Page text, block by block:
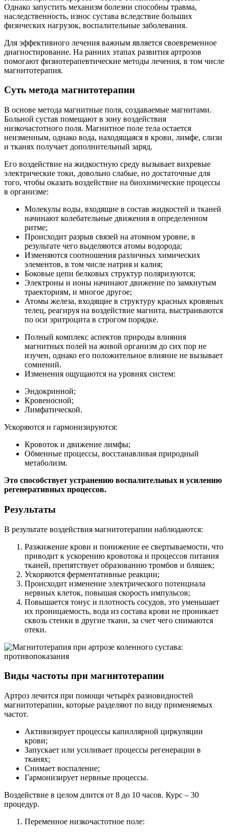
Однако запустить механизм болезни способны травма,
наследственность, износ сустава вследствие больших
физических нагрузок, воспалительные заболевания.
Для эффективного лечения важным является своевременное
диагностирование. На ранних этапах развития артрозов
помогают физиотерапевтические методы лечения, в том числе
магнитотерапия.
Суть метода магнитотерапии
В основе метода магнитные поля, создаваемые магнитами.
Больной сустав помещают в зону воздействия
низкочастотного поля. Магнитное поле тела остается
неизменным, однако вода, находящаяся в крови, лимфе, слизи
и тканях получает дополнительный заряд.
Его воздействие на жидкостную среду вызывает вихревые
электрические токи, довольно слабые, но достаточные для
того, чтобы оказать воздействие на биохимические процессы
в организме:
Молекулы воды, входящие в состав жидкостей и тканей
начинают колебательные движения в определенном
ритме;
Происходит разрыв связей на атомном уровне, в
результате чего выделяются атомы водорода;
Изменяются соотношения различных химических
элементов, в том числе натрия и калия;
Боковые цепи белковых структур поляризуются;
Электроны и ионы начинают движение по замкнутым
траекториям, и многое другое;
Атомы железа, входящие в структуру красных кровяных
телец, реагируя на воздействие магнита, выстраиваются
по оси эритроцита в строгом порядке.
Полный комплекс аспектов природы влияния
магнитных полей на живой организм до сих пор не
изучен, однако его положительное влияние не вызывает
сомнений.
Изменения ощущаются на уровнях систем:
Эндокринной;
Кровеносной;
Лимфатической.
Ускоряются и гармонизируются:
Кровоток и движение лимфы;
Обменные процессы, восстанавливая природный
метаболизм.
Это способствует устранению воспалительных и усилению
регенеративных процессов.
Результаты
В результате воздействия магнитотерапии наблюдаются:
Разжижение крови и понижение ее свертываемости, что
приводит к ускорению кровотока и процессов питания
тканей, препятствует образованию тромбов и бляшек;
Ускоряются ферментативные реакции;
Происходит изменение электрического потенциала
нервных клеток, повышая скорость импульсов;
Повышается тонус и плотность сосудов, это уменьшает
их проницаемость, вода из состава крови не проникает
сквозь стенки в другие ткани, за счет чего снимаются
отеки.
Виды частоты при магнитотерапии
Артроз лечится при помощи четырёх разновидностей
магнитотерапии, которые разделяют по виду применяемых
частот.
Активизирует процессы капиллярной циркуляции
крови;
Запускает или усиливает процессы регенерации в
тканях;
Снимает воспаление;
Гармонизирует нервные процессы.
Воздействие в целом длится от 8 до 10 часов. Курс – 30
процедур.
Переменное низкочастотное поле: